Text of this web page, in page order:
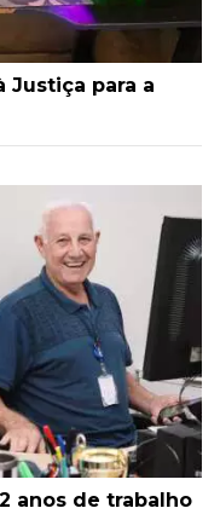
Justiça para a
anos de trabalho